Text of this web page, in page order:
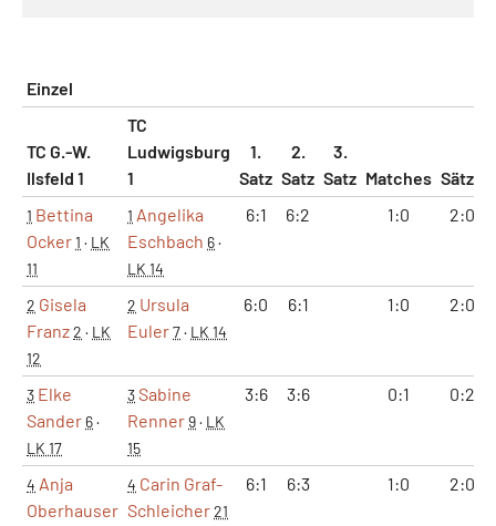
Einzel
TC G.-W.
Ilsfeld 1
TC
Ludwigsburg
1
1.
Satz
2.
Satz
3.
Satz Matches Sätze
1 Bettina
Ocker1 · LK
11
1 Angelika
Eschbach 6·
LK 14
6:1 6:2 1:0 2:0
2 Gisela
Franz2 · LK
12
2 Ursula
Euler7· LK 14
6:0 6:1 1:0 2:0
3 Elke
Sander 6·
LK 17
3Sabine
Renner9· LK
15
3:6 3:6 0:1 0:2
4 Anja
Oberhauser
4 Carin Graf-
Schleicher21
6:1 6:3 1:0 2:0